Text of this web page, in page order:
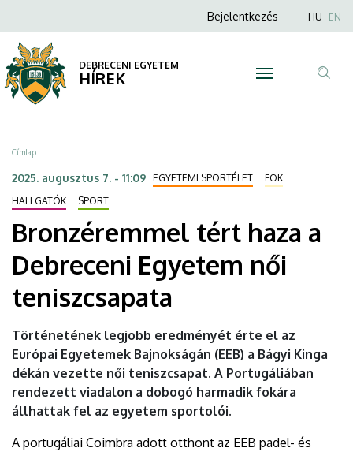
tért
haza
Debreceni
Egyetem
női
teniszcsapata
DEBRECENI
EGYETEM
a
tartalomra
Anonim
menüje
Bejelentkezés HU EN
DEBRECENI EGYETEM
HÍREK
Morzsa
Címlap
2025. augusztus 7. - 11:09 EGYETEMI SPORTÉLET
FOK
HALLGATÓK
SPORT
Bronzéremmel tért haza a
Debreceni Egyetem női
teniszcsapata
Történetének legjobb eredményét érte el az
Európai Egyetemek Bajnokságán (EEB) a Bágyi Kinga
dékán vezette női teniszcsapat. A Portugáliában
rendezett viadalon a dobogó harmadik fokára
állhattak fel az egyetem sportolói.
A portugáliai Coimbra adott otthont az EEB padel- és